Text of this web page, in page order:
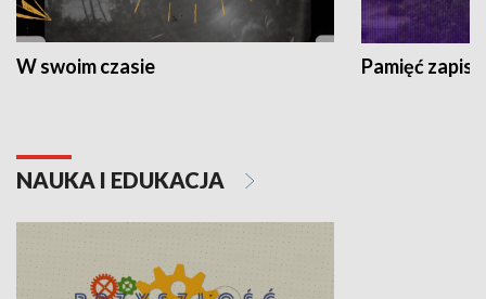
W swoim czasie Pamięć
NAUKA I EDUKACJA